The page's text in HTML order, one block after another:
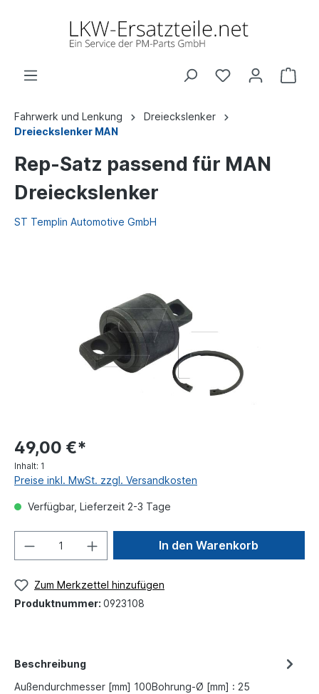
Fahrwerk und Lenkung
Dreieckslenker
Dreieckslenker MAN
Rep-Satz passend für MAN
Dreieckslenker
ST Templin Automotive GmbH
49,00 €*
Inhalt: 1
Preise inkl. MwSt. zzgl. Versandkosten
Verfügbar, Lieferzeit 2-3 Tage
In den Warenkorb
Zum Merkzettel hinzufügen
Produktnummer: 0923108
Beschreibung
Außendurchmesser [mm] 100Bohrung-Ø [mm] : 25